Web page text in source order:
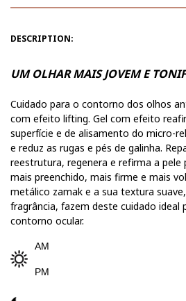
DESCRIPTION:
UM OLHAR MAIS JOVEM E
Cuidado para o contorno dos olhos
com efeito lifting. Gel com efeito
superfície e de alisamento do micro-
e reduz as rugas e pés de galinha.
reestrutura, regenera e refirma a
mais preenchido, mais firme e mais
metálico zamak e a sua textura
fragrância, fazem deste cuidado ideal
contorno ocular.
AM
PM